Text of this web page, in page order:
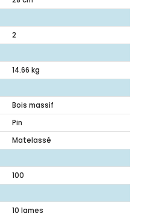
2
14.66 kg
Bois massif
Pin
Matelassé
100
10 lames